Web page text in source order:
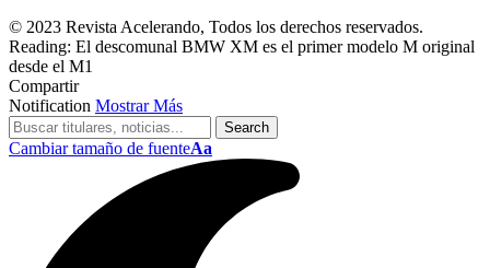
© 2023 Revista Acelerando, Todos los derechos reservados.
Reading: El descomunal BMW XM es el primer modelo M original
desde el M1
Compartir
Notification Mostrar Más
Cambiar tamaño de fuenteAa